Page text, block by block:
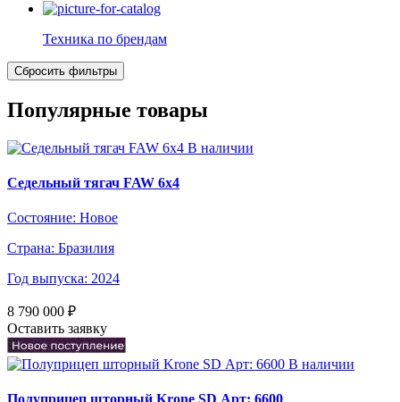
Техника по брендам
Популярные товары
В наличии
Седельный тягач FAW 6х4
Состояние: Новое
Страна: Бразилия
Год выпуска: 2024
8 790 000 ₽
Оставить заявку
В наличии